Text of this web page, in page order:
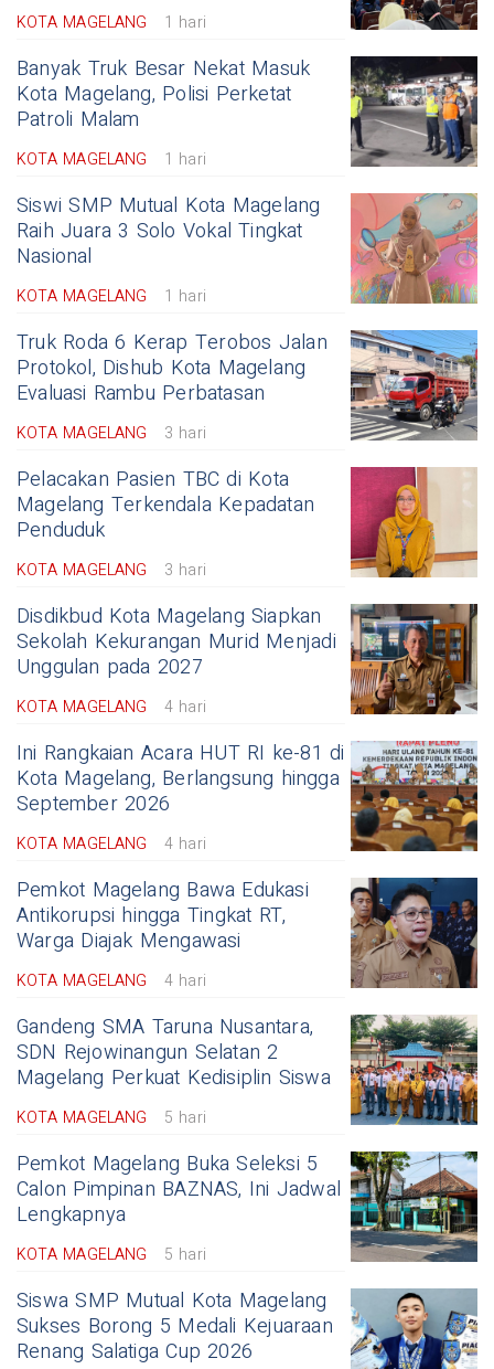
KOTA MAGELANG 1 hari
Banyak Truk Besar Nekat Masuk
Kota Magelang, Polisi Perketat
Patroli Malam
KOTA MAGELANG 1 hari
Siswi SMP Mutual Kota Magelang
Raih Juara 3 Solo Vokal Tingkat
Nasional
KOTA MAGELANG 1 hari
Truk Roda 6 Kerap Terobos Jalan
Protokol, Dishub Kota Magelang
Evaluasi Rambu Perbatasan
KOTA MAGELANG 3 hari
Pelacakan Pasien TBC di Kota
Magelang Terkendala Kepadatan
Penduduk
KOTA MAGELANG 3 hari
Disdikbud Kota Magelang Siapkan
Sekolah Kekurangan Murid Menjadi
Unggulan pada 2027
KOTA MAGELANG 4 hari
Ini Rangkaian Acara HUT RI ke-81 di
Kota Magelang, Berlangsung hingga
September 2026
KOTA MAGELANG 4 hari
Pemkot Magelang Bawa Edukasi
Antikorupsi hingga Tingkat RT,
Warga Diajak Mengawasi
KOTA MAGELANG 4 hari
Gandeng SMA Taruna Nusantara,
SDN Rejowinangun Selatan 2
Magelang Perkuat Kedisiplin Siswa
KOTA MAGELANG 5 hari
Pemkot Magelang Buka Seleksi 5
Calon Pimpinan BAZNAS, Ini Jadwal
Lengkapnya
KOTA MAGELANG 5 hari
Siswa SMP Mutual Kota Magelang
Sukses Borong 5 Medali Kejuaraan
Renang Salatiga Cup 2026